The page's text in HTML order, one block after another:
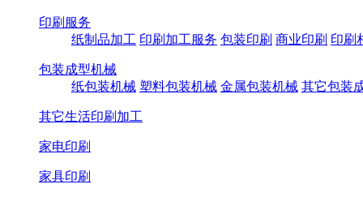
印刷服务
纸制品加工 印刷加工服务 包装印刷 商业印刷 印刷
包装成型机械
纸包装机械 塑料包装机械 金属包装机械 其它包装
其它生活印刷加工
家电印刷
家具印刷